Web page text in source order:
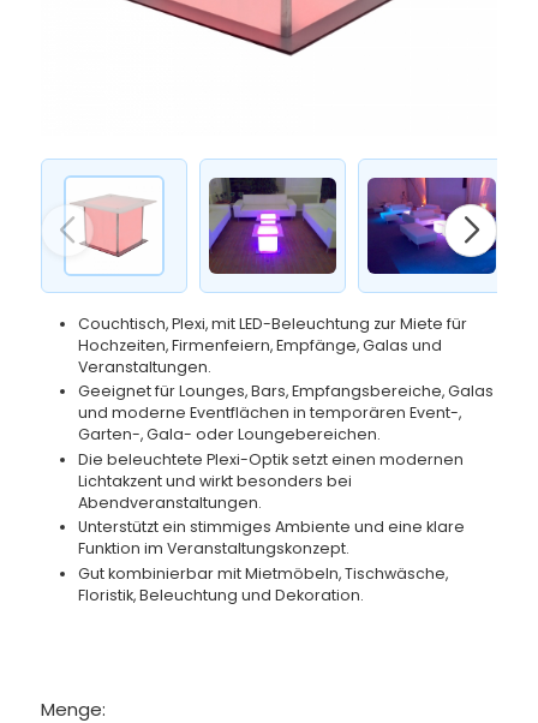
Couchtisch, Plexi, mit LED-Beleuchtung zur Miete für
Hochzeiten, Firmenfeiern, Empfänge, Galas und
Veranstaltungen.
Geeignet für Lounges, Bars, Empfangsbereiche, Galas
und moderne Eventflächen in temporären Event-,
Garten-, Gala- oder Loungebereichen.
Die beleuchtete Plexi-Optik setzt einen modernen
Lichtakzent und wirkt besonders bei
Abendveranstaltungen.
Unterstützt ein stimmiges Ambiente und eine klare
Funktion im Veranstaltungskonzept.
Gut kombinierbar mit Mietmöbeln, Tischwäsche,
Floristik, Beleuchtung und Dekoration.
Menge: